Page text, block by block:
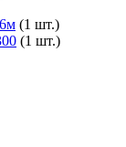
(1 шт.)
(1 шт.)